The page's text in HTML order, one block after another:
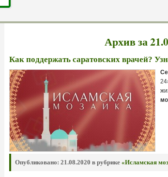
Архив за
Как поддержать саратовских врачей?
Опубликовано: 21.08.2020 в рубрике «Исламская